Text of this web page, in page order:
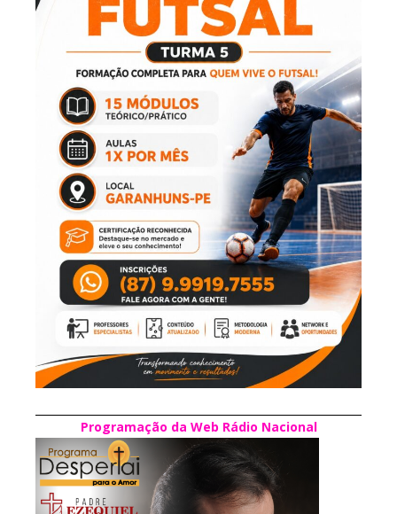
Programação da Web Rádio Nacional